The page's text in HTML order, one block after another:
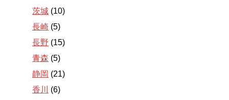
茨城 (10)
長崎 (5)
長野 (15)
青森 (5)
静岡 (21)
香川
(6)